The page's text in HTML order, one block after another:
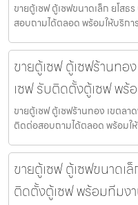
ขายตู้เซฟ ตู้เซฟขนาดเล็ก ยโส
สอบถามได้ตลอด พร้อมให้บริกา
ขายตู้เซฟ ตู้เซฟร้านทอ
เซฟ รับติดตั้งตู้เซฟ พร้
ขายตู้เซฟ ตู้เซฟร้านทอง เขตล
ติดต่อสอบถามได้ตลอด พร้อมใ
ขายตู้เซฟ ตู้เซฟขนาดเ
ติดตั้งตู้เซฟ พร้อมทีมง